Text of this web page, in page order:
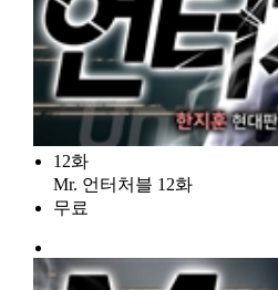
12화
Mr. 언터처블 12화
무료